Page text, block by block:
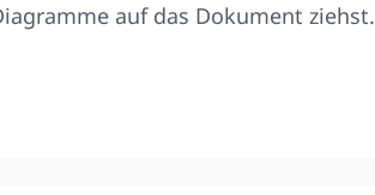
auf das Dokument ziehst.